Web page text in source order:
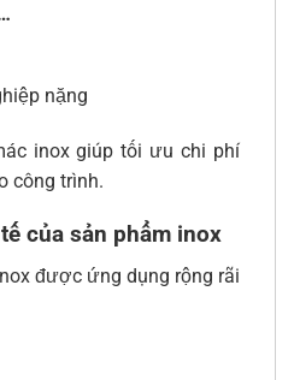
nặng
inox giúp tối ưu chi phí
công trình.
của sản phẩm inox
được ứng dụng rộng rãi